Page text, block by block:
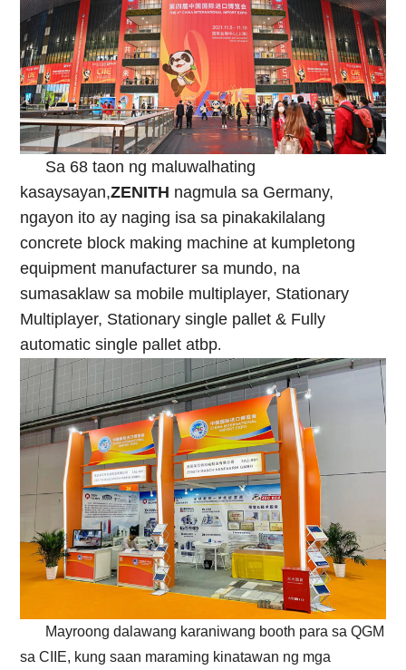
Sa 68 taon ng maluwalhating
kasaysayan,ZENITH nagmula sa Germany,
ngayon ito ay naging isa sa pinakakilalang
concrete block making machine at kumpletong
equipment manufacturer sa mundo, na
sumasaklaw sa mobile multiplayer, Stationary
Multiplayer, Stationary single pallet & Fully
automatic single pallet atbp.
Mayroong dalawang karaniwang booth para sa QGM
sa CIIE, kung saan maraming kinatawan ng mga